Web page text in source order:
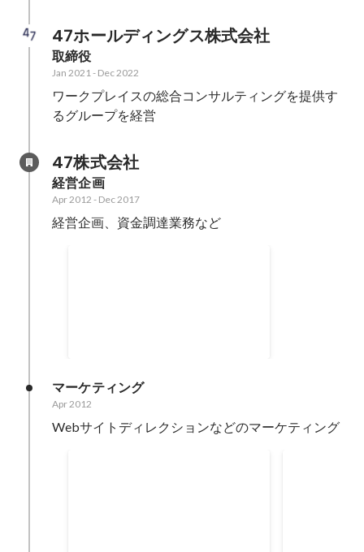
47ホールディングス株式会社
取締役
Jan 2021- Dec 2022
ワークプレイスの総合コンサルティングを提供す
るグループを経営
47株式会社
経営企画
Apr 2012 - Dec 2017
経営企画、資金調達業務など
施 ・SMBCベンチャーキャピタル
株式会社 ・ニッセイ・キャピタル
株式会社 ・みずほキャピタル株式
会社 ・りそなキャピタル株式会社
マーケティング
Apr 2012
Webサイトディレクションなどのマーケティング